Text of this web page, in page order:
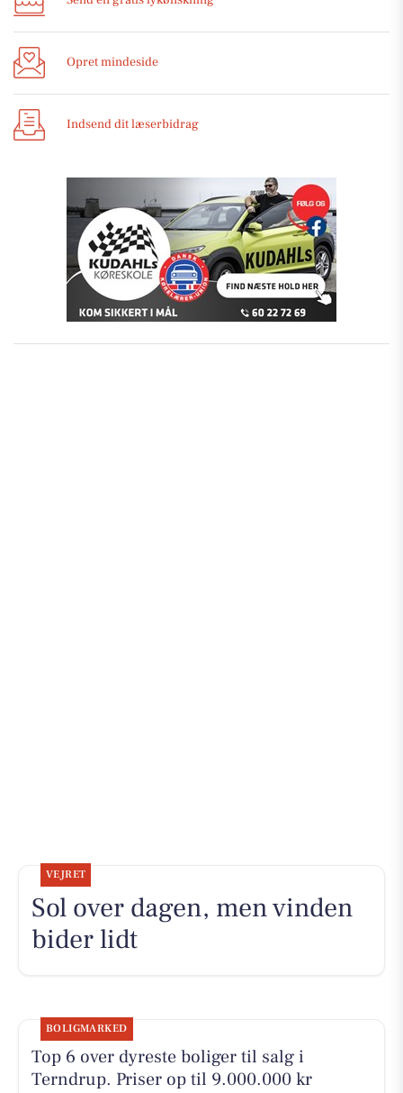
Opret mindeside
Indsend dit læserbidrag
VEJRET
Sol over dagen, men vinden
bider lidt
BOLIGMARKED
Top 6 over dyreste boliger til salg i
Terndrup. Priser op til 9.000.000 kr